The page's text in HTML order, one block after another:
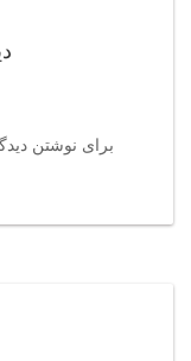
برای نوشتن